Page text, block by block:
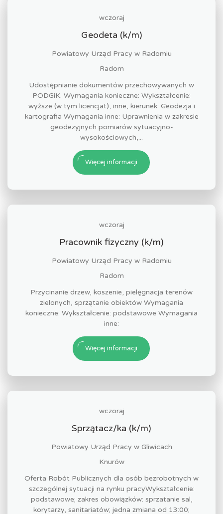
wczoraj
Geodeta (k/m)
Powiatowy Urząd Pracy w Radomiu
Radom
Udostępnianie dokumentów przechowywanych w
PODGiK. Wymagania konieczne: Wykształcenie:
wyższe (w tym licencjat), inne, kierunek: Geodezja i
kartografia Wymagania inne: Uprawnienia w zakresie
geodezyjnych pomiarów sytuacyjno-
wysokościowych,...
Więcej informacji
wczoraj
Pracownik fizyczny (k/m)
Powiatowy Urząd Pracy w Radomiu
Radom
Przycinanie drzew, koszenie, pielęgnacja terenów
zielonych, sprzątanie obiektów Wymagania
konieczne: Wykształcenie: podstawowe Wymagania
inne:
Więcej informacji
wczoraj
Sprzątacz/ka (k/m)
Powiatowy Urząd Pracy w Gliwicach
Knurów
Oferta Robót Publicznych dla osób bezrobotnych w
szczególnej sytuacji na rynku pracyWykształcenie:
podstawowe; zakres obowiązków: sprzatanie sal,
korytarzy, sanitariatów; jedna zmiana od 13:00;